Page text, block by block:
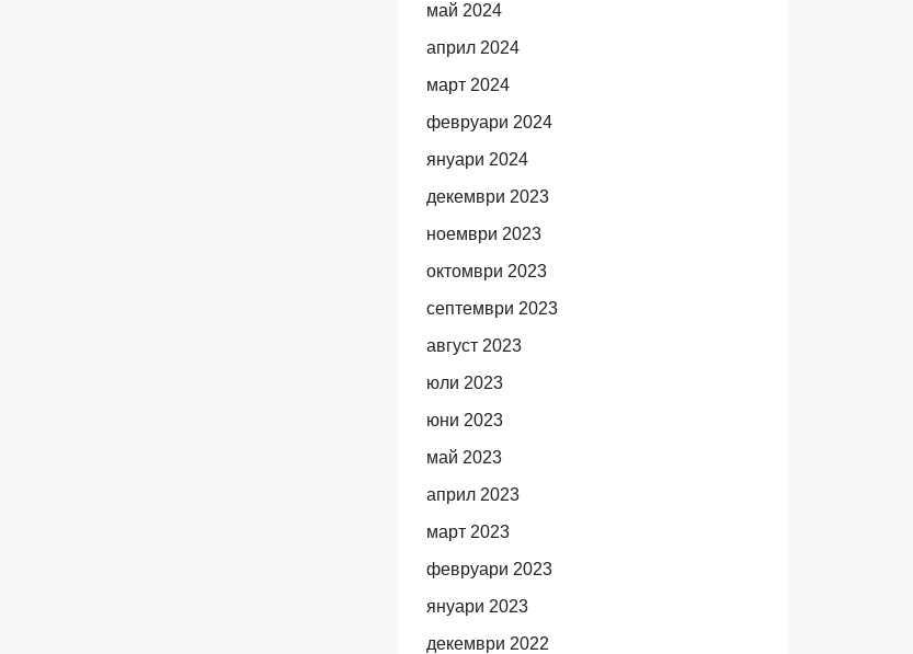
май 2024
април 2024
март 2024
февруари 2024
януари 2024
декември 2023
ноември 2023
октомври 2023
септември 2023
август 2023
юли 2023
юни 2023
май 2023
април 2023
март 2023
февруари 2023
януари 2023
декември 2022